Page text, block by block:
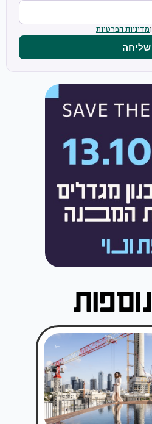
ומדיניות הפרטיות
שליחה